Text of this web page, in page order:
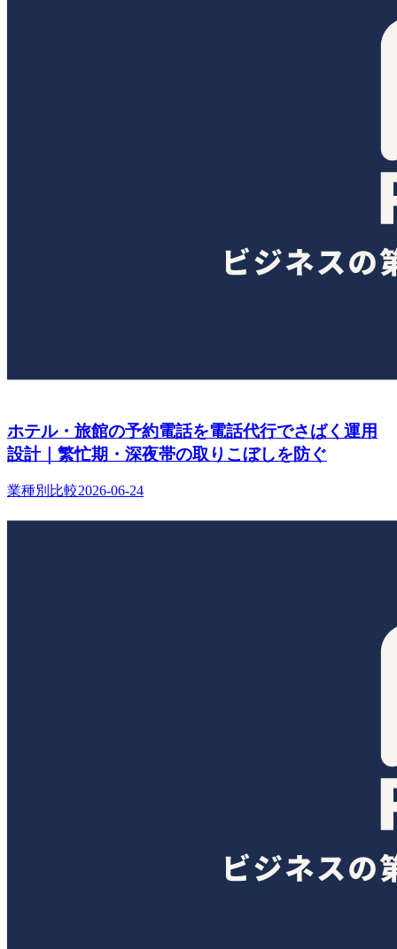
ホテル・旅館の予約電話を電話代行でさばく運用
設計｜繁忙期・深夜帯の取りこぼしを防ぐ
業種別比較2026-06-24